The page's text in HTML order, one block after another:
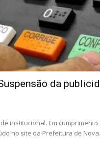
da
institucional. Em cumprimento
no site da Prefeitura de